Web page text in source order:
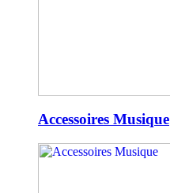
Accessoires Musique